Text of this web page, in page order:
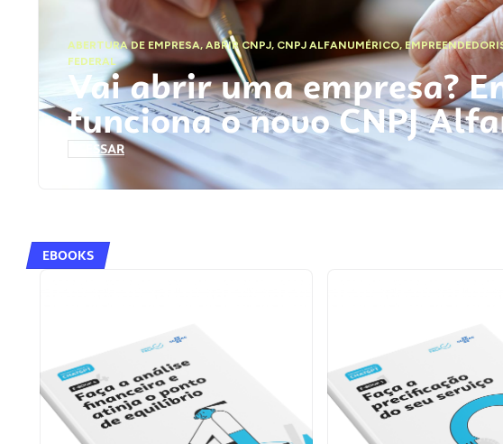
ABERTURA DE EMPRESA,ABRIR CNPJ, CNPJ ALFANUMÉRICO,
FEDERAL
Vai abrir uma empresa?
funciona o novo CNPJ
ACESSAR
EBOOKS